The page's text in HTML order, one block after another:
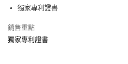
每筆NT$75，滿NT$1,199(含以上)免運費
獨家專利證書
銷售重點
獨家專利證書